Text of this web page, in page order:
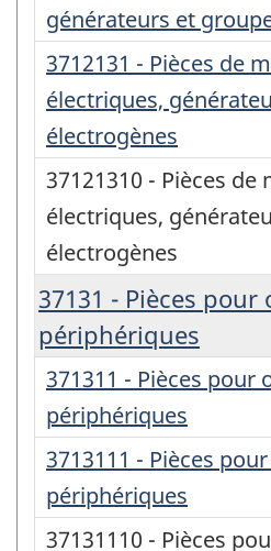
générateurs et
3712131 - Pièces de
électriques,
électrogènes
37121310 - Pièces de
électriques,
électrogènes
37131 - Pièces
périphériques
371311 - Pièces pour
périphériques
3713111 - Pièces
périphériques
37131110 - Pièces